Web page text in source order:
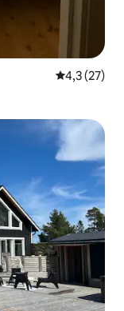
4,3 af 5 í
4,3 (27)